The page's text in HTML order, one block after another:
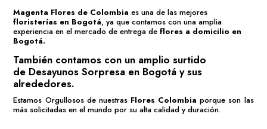
Magenta Flores de Colombia es una de las mejores
floristerías en Bogotá, ya que contamos con una amplia
experiencia en el mercado de entrega deflores a domicilio en
Bogotá.
También contamos con un amplio surtido
de Desayunos Sorpresa en Bogotá y sus
alrededores.
Estamos Orgullosos de nuestras Flores Colombia porque son las
más solicitadas en el mundo por su alta calidad y duración.